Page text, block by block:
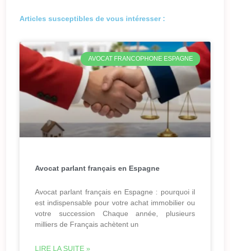
Articles susceptibles de vous intéresser :
AVOCAT FRANCOPHONE ESPAGNE
Avocat parlant français en Espagne
Avocat parlant français en Espagne : pourquoi il
est indispensable pour votre achat immobilier ou
votre succession Chaque année, plusieurs
milliers de Français achètent un
LIRE LA SUITE »